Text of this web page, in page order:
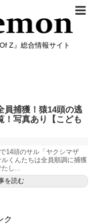
Z』総合情報サイト
員捕獲！猿14頭の逃
！写真あり【こども
14頭のサル「ヤクシマザ
くんたちは全員順調に捕獲
し...
を読む
ク